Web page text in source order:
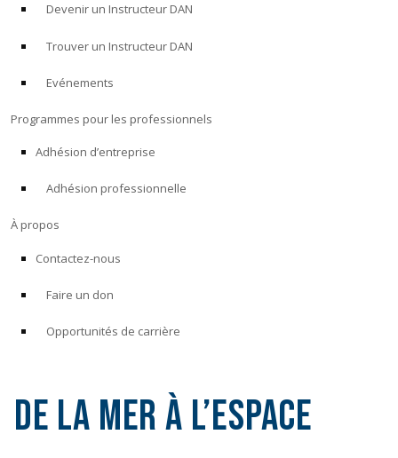
Devenir un Instructeur DAN
Trouver un Instructeur DAN
Evénements
Programmes pour les professionnels
Adhésion d’entreprise
Adhésion professionnelle
À propos
Contactez-nous
Faire un don
Opportunités de carrière
De la mer à l’espace